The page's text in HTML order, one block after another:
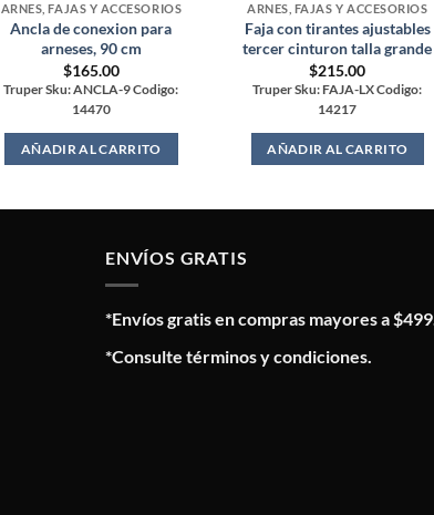
ARNES, FAJAS Y ACCESORIOS
Ancla de conexion para
arneses, 90 cm
$165.00
Truper Sku: ANCLA-9 Codigo:
14470
AÑADIR AL CARRITO
ARNES, FAJAS Y ACCESORIOS
Faja con tirantes ajustables
tercer cinturon talla grande
$215.00
Truper Sku: FAJA-LX Codigo:
14217
AÑADIR AL CARRITO
ENVÍOS GRATIS
*Envíos gratis en compras mayores a $499.
*Consulte términos y condiciones.